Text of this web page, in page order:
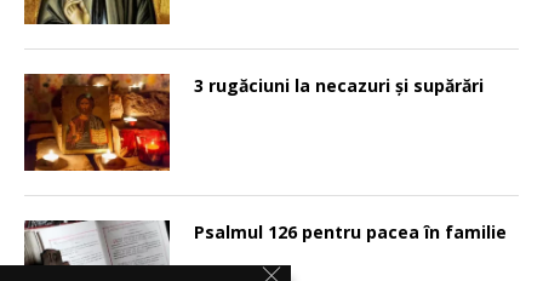
3 rugăciuni la necazuri și supărări
Psalmul 126 pentru pacea în familie